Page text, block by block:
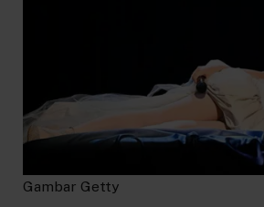
Gambar Getty